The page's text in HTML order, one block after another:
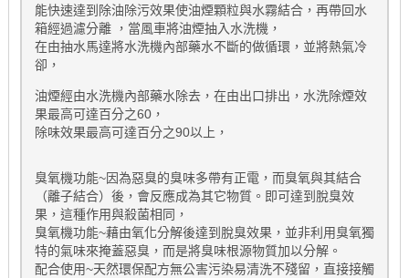
能快速達到除油除污效果使油煙顆粒與水霧結合，再帶回水
箱經過濾分離 ，當風車將油煙抽入水洗機，
在由抽水馬達將水洗機內部藥水不斷的做循環，並將熱氣冷
卻，
油煙經由水洗機內部藥水除去，在由出口排出，水洗除煙效
果最高可達百分之60，
除味效果最高可達百分之90以上，
臭氧機功能~因為惡臭的臭味多帶有正電，而臭氧與其結合
（離子結合）後，會反應成為其它物質。即可達到脫臭效
果，這種作用與殺菌相同，
臭氧機功能~藉由氧化分解後達到脫臭效果，並非利用臭氧獨
特的氣味來掩蓋惡臭，而是將臭味根源物質加以分解。
配合使用~天然環保配方無公害污染易清洗不殘留，直接接觸